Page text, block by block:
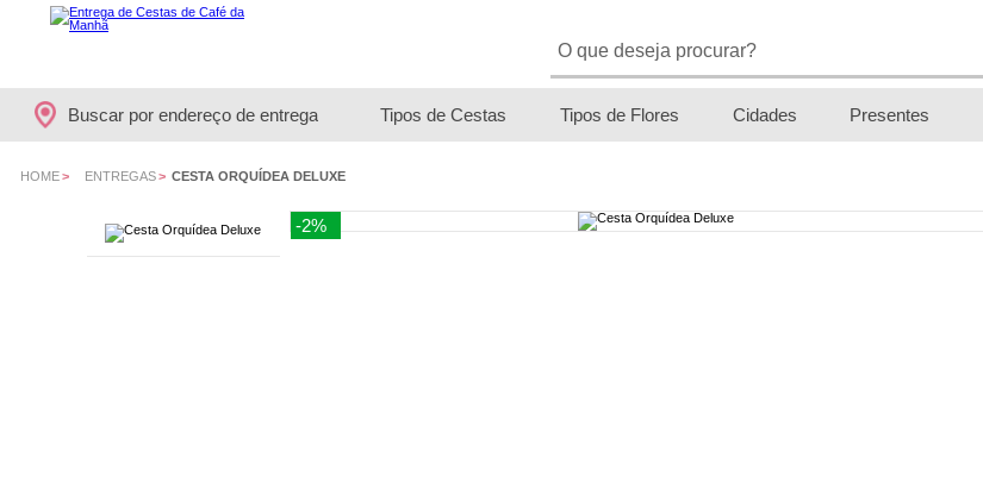
Buscar por endereço de entrega Tipos de Cestas Tipos de Flores Cidades Presentes
HOME> ENTREGAS> CESTA ORQUÍDEA DELUXE
-2%